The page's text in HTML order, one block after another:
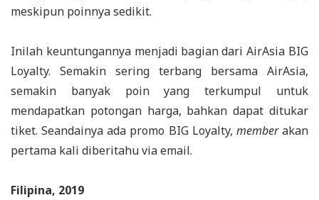
meskipun poinnya sedikit.
Inilah keuntungannya menjadi bagian dari AirAsia BIG
Loyalty. Semakin sering terbang bersama AirAsia,
semakin banyak poin yang terkumpul untuk
mendapatkan potongan harga, bahkan dapat ditukar
tiket. Seandainya ada promo BIG Loyalty, memberakan
pertama kali diberitahu via email.
Filipina, 2019